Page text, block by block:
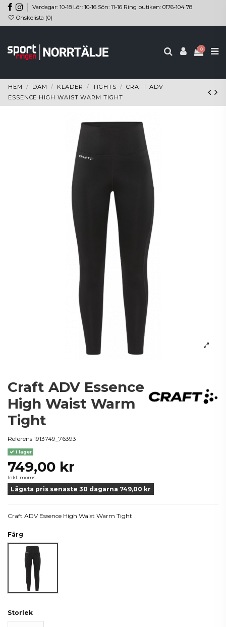
Vardagar: 10-18 Lör: 10-16 Sön: 11-16 Ring butiken: 0176-104 78
Önskelista (0)
0
HEM DAM KLÄDER TIGHTS
CRAFT ADV
ESSENCE HIGH WAIST WARM TIGHT
Craft ADV Essence
High Waist Warm
Tight
Referens 1913749_76393
I lager
749,00 kr
Inkl. moms
Lägsta pris senaste 30 dagarna 749,00 kr
Craft ADV Essence High Waist Warm Tight
Färg
Svart
Storlek